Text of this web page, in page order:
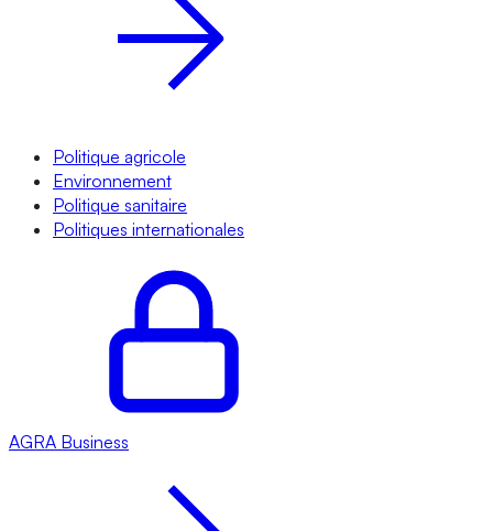
Politique agricole
Environnement
Politique sanitaire
Politiques internationales
AGRA Business